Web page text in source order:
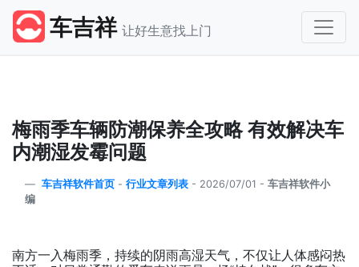
车吉祥 让好生意找上门
梅雨季车辆防潮保养全攻略 有效解决车
内潮湿发霉问题
车吉祥软件首页 - 行业文章列表 - 2026/07/01 - 车吉祥软件小
编
南方一入梅雨季，持续的阴雨高湿天气，不仅让人体感闷热